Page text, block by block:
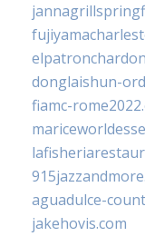
donglaishun-
fiamc-
aguadulce-
jakehovis.com